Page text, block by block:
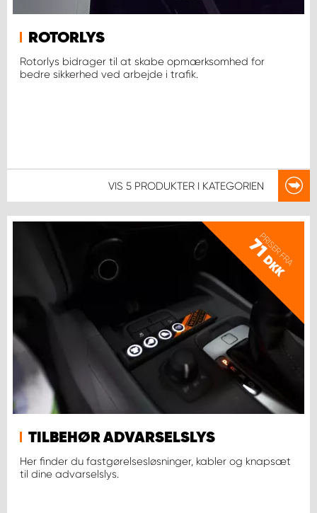
ROTORLYS
Rotorlys bidrager til at skabe opmærksomhed for
bedre sikkerhed ved arbejde i trafik.
VIS 5 PRODUKTER I KATEGORIEN
PRISER FRA
71
DKK
TILBEHØR ADVARSELSLYS
Her finder du fastgørelsesløsninger, kabler og knapsæt
til dine advarselslys.